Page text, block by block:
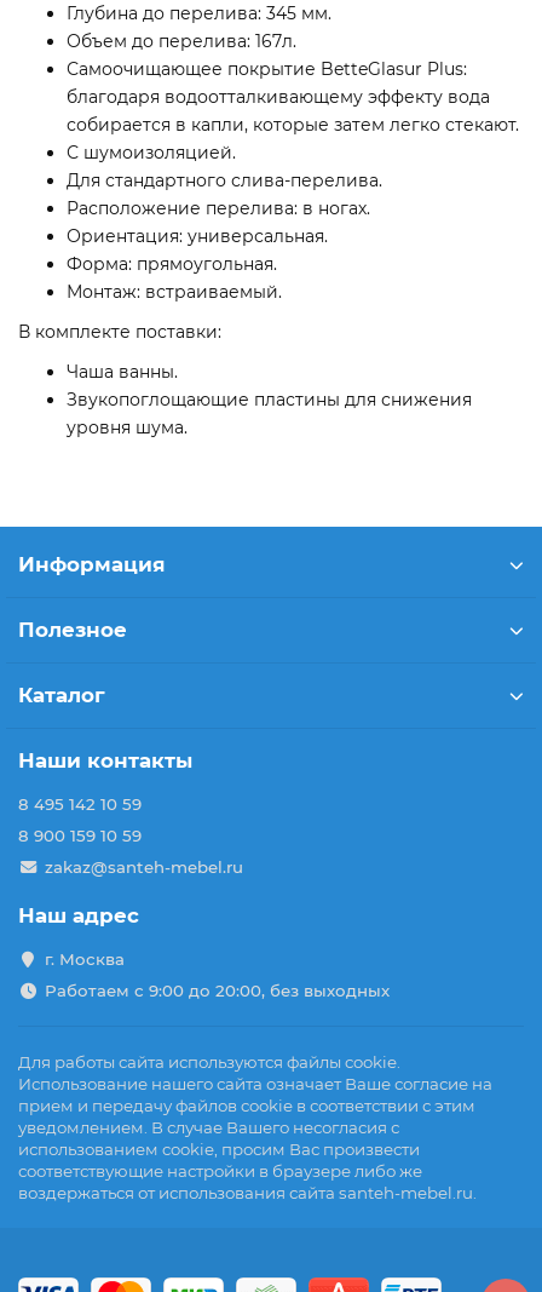
Глубина до перелива: 345 мм.
Объем до перелива: 167л.
Самоочищающее покрытие BetteGlasur Plus:
благодаря водоотталкивающему эффекту вода
собирается в капли, которые затем легко стекают.
С шумоизоляцией.
Для стандартного слива-перелива.
Расположение перелива: в ногах.
Ориентация: универсальная.
Форма: прямоугольная.
Монтаж: встраиваемый.
В комплекте поставки:
Чаша ванны.
Звукопоглощающие пластины для снижения
уровня шума.
Информация
Полезное
Каталог
Наши контакты
8 495 142 10 59
8 900 159 10 59
zakaz@santeh-mebel.ru
Наш адрес
г. Москва
Работаем с 9:00 до 20:00, без выходных
Для работы сайта используются файлы cookie.
Использование нашего сайта означает Ваше согласие на
прием и передачу файлов cookie в соответствии с этим
уведомлением. В случае Вашего несогласия с
использованием cookie, просим Вас произвести
соответствующие настройки в браузере либо же
воздержаться от использования сайта santeh-mebel.ru.